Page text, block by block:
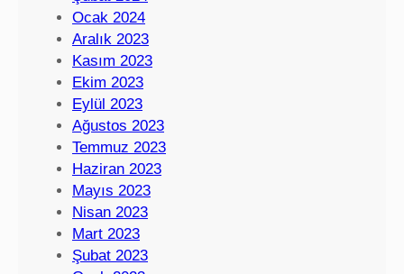
Ocak 2024
Aralık 2023
Kasım 2023
Ekim 2023
Eylül 2023
Ağustos 2023
Temmuz 2023
Haziran 2023
Mayıs 2023
Nisan 2023
Mart 2023
Şubat 2023